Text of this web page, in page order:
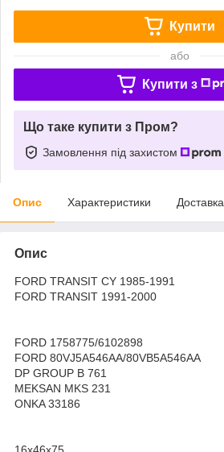
Купити
або
Купити з
Що таке купити з Пром?
Замовлення під захистом
Опис Характеристики Доставка
Опис
FORD TRANSIT CY 1985-1991
FORD TRANSIT 1991-2000
FORD 1758775/6102898
FORD 80VJ5A546AA/80VB5A546AA
DP GROUP B 761
MEKSAN MKS 231
ONKA 33186
16x46x75